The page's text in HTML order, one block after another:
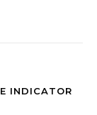
INDICATOR